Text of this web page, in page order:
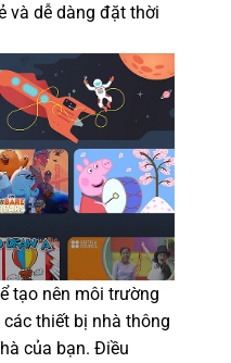
và dễ dàng đặt thời
tạo nên môi trường
thiết bị nhà thông
của bạn. Điều